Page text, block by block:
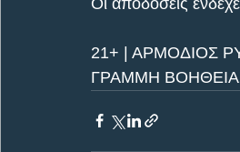
21+ | ΑΡΜΟΔΙΟΣ
ΓΡΑΜΜΗ